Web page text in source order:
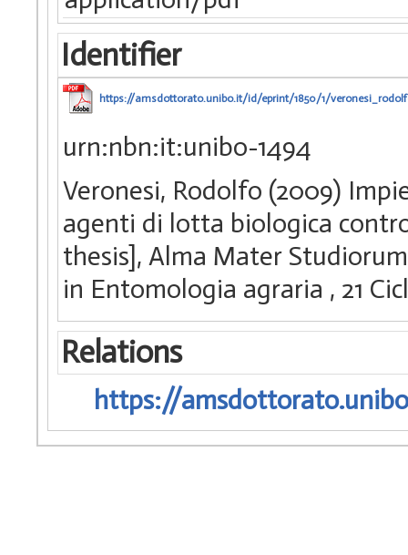
Identifier
https://amsdottorato.unibo.it/id/eprint/1850/1/
urn:nbn:it:unibo-1494
Veronesi, Rodolfo (2009)
agenti di lotta biologica
thesis], Alma Mater
in Entomologia agraria , 21
Relations
https://